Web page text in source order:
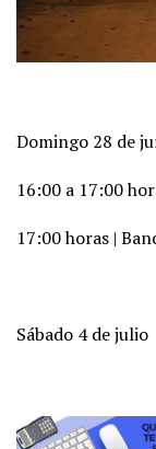
Domingo 28 de
16:00 a 17:00
17:00 horas |
Sábado 4 de julio